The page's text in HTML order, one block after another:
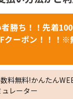
勝ち！！先着
クーポン！！！※
料無料!かんたん
ュレーター